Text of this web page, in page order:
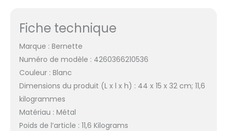
Fiche technique
Marque : Bernette
Numéro de modèle : 4260366210536
Couleur : Blanc
Dimensions du produit (L x l x h) : 44 x 15 x 32 cm; 11,6
kilogrammes
Matériau : Métal
Poids de l’article : 11,6 Kilograms